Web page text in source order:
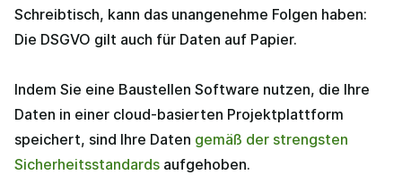
Schreibtisch, kann das unangenehme Folgen haben:
Die DSGVO gilt auch für Daten auf Papier.
Indem Sie eine Baustellen Software nutzen, die Ihre
Daten in einer cloud-basierten Projektplattform
speichert, sind Ihre Daten gemäß der strengsten
Sicherheitsstandards aufgehoben.